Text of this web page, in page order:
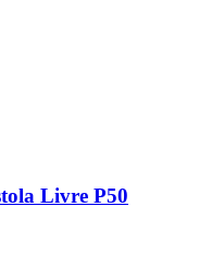
Livre P50